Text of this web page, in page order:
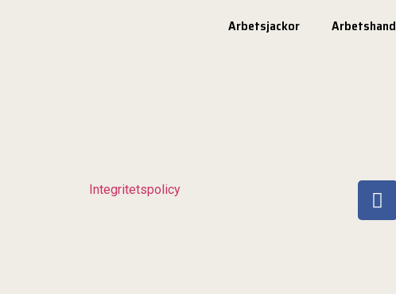
Arbetsjackor
Integritetspolicy